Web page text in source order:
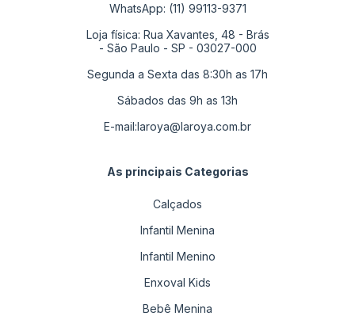
WhatsApp: (11) 99113-9371
Loja física: Rua Xavantes, 48 - Brás
- São Paulo - SP - 03027-000
Segunda a Sexta das 8:30h as 17h
Sábados das 9h as 13h
E-mail:laroya@laroya.com.br
As principais Categorias
Calçados
Infantil Menina
Infantil Menino
Enxoval Kids
Bebê Menina